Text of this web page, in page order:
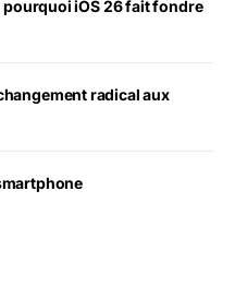
iOS 26 fait fondre
radical aux